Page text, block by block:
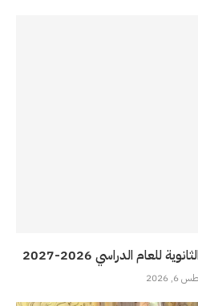
للعام الدراسي 2026-2027
2026